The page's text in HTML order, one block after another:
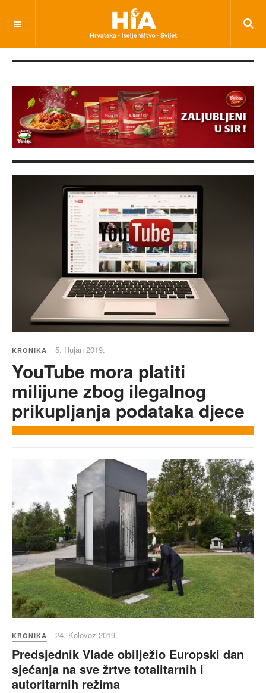
KRONIKA 5. Rujan 2019.
YouTube mora platiti
milijune zbog ilegalnog
prikupljanja podataka djece
KRONIKA 24. Kolovoz 2019.
Predsjednik Vlade obilježio Europski dan
sjećanja na sve žrtve totalitarnih i
autoritarnih režima